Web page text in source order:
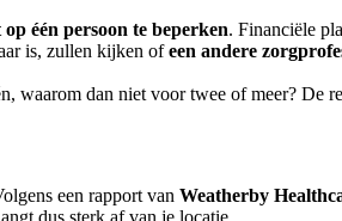
op één persoon te beperken. Financiële
is, zullen kijken ofeen andere
waarom dan niet voor twee of meer?
een rapport van Weatherby
dus sterk af van je locatie.